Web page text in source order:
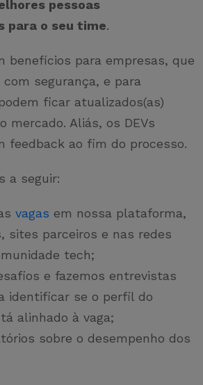
pessoas
para o seu time.
benefícios para empresas, que
segurança, e para
ficar atualizados(as)
mercado. Aliás, os DEVs
feedback ao fim do processo.
a seguir:
vagas em nossa plataforma,
sites parceiros e nas redes
tech;
e fazemos entrevistas
identificar se o perfil do
alinhado à vaga;
sobre o desempenho dos